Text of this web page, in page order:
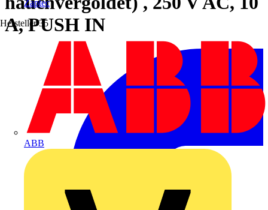
Zaptec
Hersteller 35
ABB
A, PUSH IN